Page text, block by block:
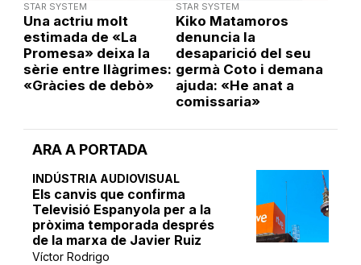
ARA A PORTADA
INDÚSTRIA AUDIOVISUAL
Els canvis que confirma
Televisió Espanyola per a la
pròxima temporada després
de la marxa de Javier Ruiz
Víctor Rodrigo
STAR SYSTEM
Una actriu molt
estimada de «La
Promesa» deixa la
sèrie entre llàgrimes:
«Gràcies de debò»
STAR SYSTEM
Kiko Matamoros
denuncia la
desaparició del seu
germà Coto i demana
ajuda: «He anat a
comissaria»